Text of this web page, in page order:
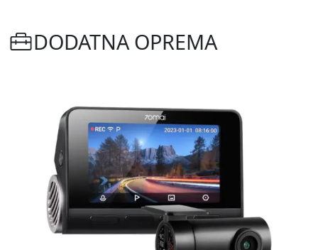
DODATNA OPREMA